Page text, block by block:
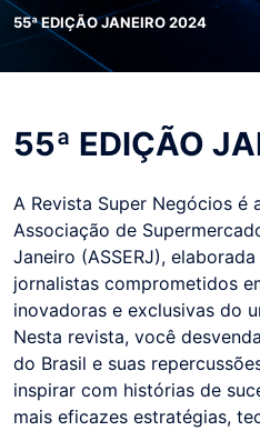
55ª EDIÇÃO JANEIRO 2024
55ª EDIÇÃO
A Revista Super Negócios é
Associação de
Janeiro (ASSERJ),
jornalistas comprometidos
inovadoras e exclusivas do
Nesta revista, você
do Brasil e suas
inspirar com histórias de
mais eficazes estratégias,